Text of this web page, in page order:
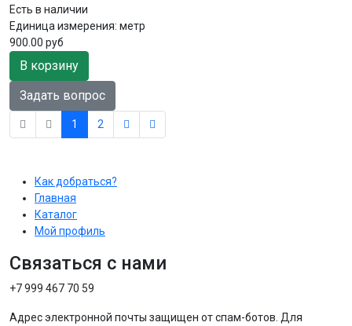
Есть в наличии
Единица измерения: метр
900.00 руб
В корзину
Задать вопрос
1 2
Как добраться?
Главная
Каталог
Мой профиль
Связаться с нами
+7 999 467 70 59
Адрес электронной почты защищен от спам-ботов. Для